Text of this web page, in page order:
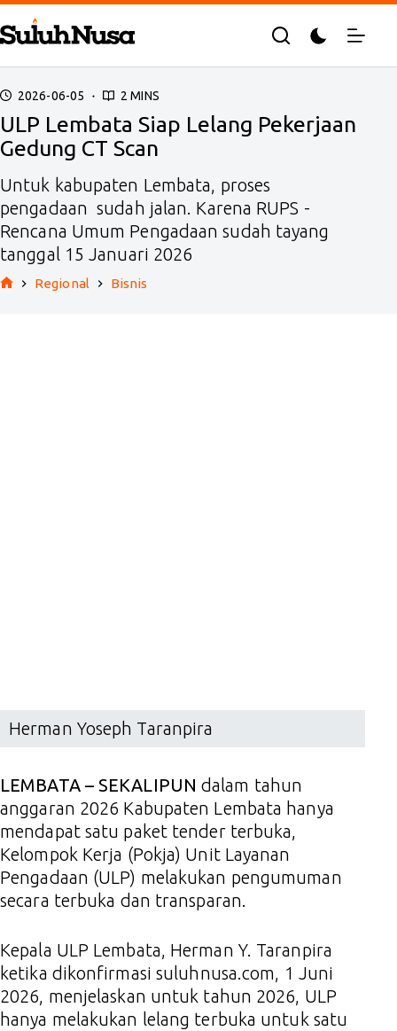
Skip
to
content
2026-06-05 2 MINS
ULP Lembata Siap Lelang Pekerjaan
Gedung CT Scan
Untuk kabupaten Lembata, proses
pengadaan sudah jalan. Karena RUPS -
Rencana Umum Pengadaan sudah tayang
tanggal 15 Januari 2026
Regional Bisnis
Herman Yoseph Taranpira
LEMBATA – SEKALIPUN dalam tahun
anggaran 2026 Kabupaten Lembata hanya
mendapat satu paket tender terbuka,
Kelompok Kerja (Pokja) Unit Layanan
Pengadaan (ULP) melakukan pengumuman
secara terbuka dan transparan.
Kepala ULP Lembata, Herman Y. Taranpira
ketika dikonfirmasi suluhnusa.com, 1 Juni
2026, menjelaskan untuk tahun 2026, ULP
hanya melakukan lelang terbuka untuk satu